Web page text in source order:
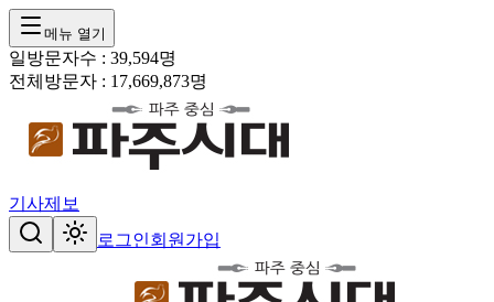
메뉴 열기
일방문자수 : 39,594명
전체방문자 : 17,669,873명
기사제보
로그인회원가입